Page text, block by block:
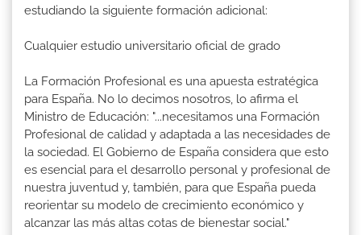
estudiando la siguiente formación adicional:
Cualquier estudio universitario oficial de grado
La Formación Profesional es una apuesta estratégica
para España. No lo decimos nosotros, lo afirma el
Ministro de Educación: "...necesitamos una Formación
Profesional de calidad y adaptada a las necesidades de
la sociedad. El Gobierno de España considera que esto
es esencial para el desarrollo personal y profesional de
nuestra juventud y, también, para que España pueda
reorientar su modelo de crecimiento económico y
alcanzar las más altas cotas de bienestar social."